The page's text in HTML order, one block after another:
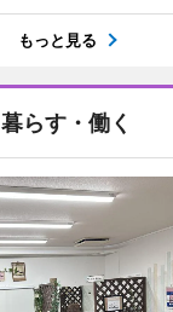
もっと見る
暮らす・働く